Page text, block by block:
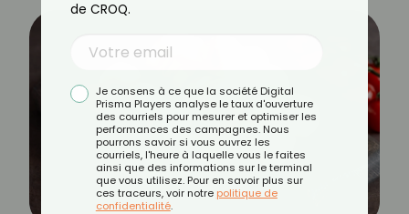
de CROQ.
Je consens à ce que la société Digital
Prisma Players analyse le taux d'ouverture
des courriels pour mesurer et optimiser les
performances des campagnes. Nous
pourrons savoir si vous ouvrez les
courriels, l'heure à laquelle vous le faites
ainsi que des informations sur le terminal
que vous utilisez. Pour en savoir plus sur
ces traceurs, voir notre politique de
confidentialité.